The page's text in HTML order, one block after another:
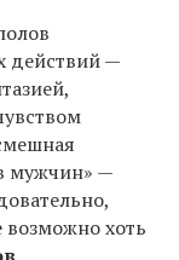
действий —
мужчин» —
возможно хоть